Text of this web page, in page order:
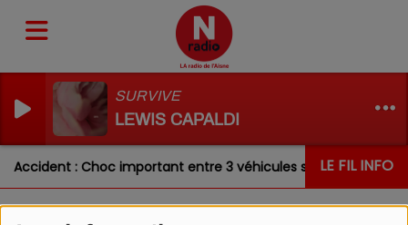
SURVIVE
LEWIS CAPALDI
LE FIL INFO
Accident : Choc important entre 3 véhicules sur la RN31 ce